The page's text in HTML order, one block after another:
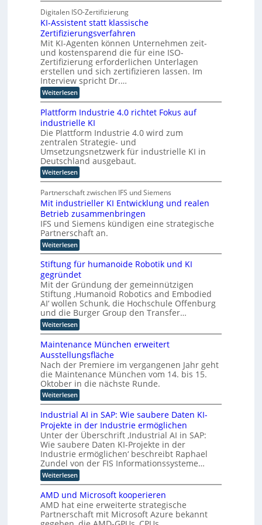
E
O
t
r
t
e
e
n
c
o
m
p
u
t
i
n
g
u
n
d
k
ü
n
s
t
l
i
c
h
e
r
I
n
t
e
l
l
i
g
e
n
z
z
u
o
p
t
i
m
i
e
r
e
n
L
I
-
E
i
n
s
a
t
z
m
m
t
i
n
d
e
r
D
A
C
H
-
I
n
d
u
s
t
r
e
z
u
Digitalen ISO-Zertifizierung
KI-Assistent statt klassische
Zertifizierungsverfahren
Mit KI-Agenten können Unternehmen zeit-
und kostensparend die für eine ISO-
Zertifizierung erforderlichen Unterlagen
erstellen und sich zertifizieren lassen. Im
Interview spricht Dr.…
Weiterlesen:
K
-
A
s
i
s
t
e
n
t
t
a
t
t
k
l
a
s
s
i
s
c
h
e
Z
e
t
i
f
z
i
e
r
u
n
g
s
v
e
r
f
a
h
r
e
n
Plattform Industrie 4.0 richtet Fokus auf
industrielle KI
Die Plattform Industrie 4.0 wird zum
zentralen Strategie- und
Umsetzungsnetzwerk für industrielle KI in
Deutschland ausgebaut.
Weiterlesen:
P
a
t
t
f
o
r
m
I
n
d
u
s
t
r
i
e
4
.
0
r
i
c
h
t
e
t
F
o
k
u
s
a
u
f
i
n
d
u
s
t
Partnerschaft zwischen IFS und Siemens
Mit industrieller KI Entwicklung und realen
Betrieb zusammenbringen
IFS und Siemens kündigen eine strategische
Partnerschaft an.
Weiterlesen:
M
i
t
i
n
d
u
s
t
r
i
e
l
l
e
r
K
I
E
n
t
w
i
k
l
u
n
g
n
d
r
e
Stiftung für humanoide Robotik und KI
gegründet
Mit der Gründung der gemeinnützigen
Stiftung ‚Humanoid Robotics and Embodied
AI‘ wollen Schunk, die Hochschule Offenburg
und die Burger Group den Transfer…
Weiterlesen:
S
i
f
t
u
n
g
f
ü
r
h
u
m
a
n
o
i
d
e
R
o
b
o
Maintenance München erweitert
Ausstellungsfläche
Nach der Premiere im vergangenen Jahr geht
die Maintenance München vom 14. bis 15.
Oktober in die nächste Runde.
Weiterlesen:
M
a
i
n
t
e
n
a
n
c
e
M
ü
n
c
Industrial AI in SAP: Wie saubere Daten KI-
Projekte in der Industrie ermöglichen
Unter der Überschrift ‚Industrial AI in SAP:
Wie saubere Daten KI-Projekte in der
Industrie ermöglichen‘ beschreibt Raphael
Zundel von der FIS Informationssysteme…
Weiterlesen:
I
n
d
u
s
AMD und Microsoft kooperieren
AMD hat eine erweiterte strategische
Partnerschaft mit Microsoft Azure bekannt